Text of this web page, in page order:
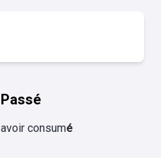
Passé
avoir consumé